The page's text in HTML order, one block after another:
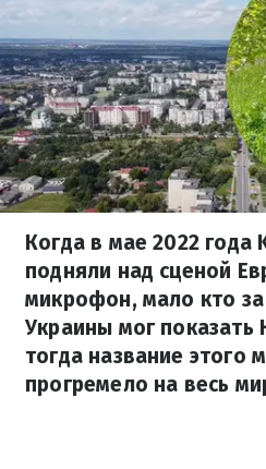
Когда в мае 2022 года
подняли над сценой
микрофон, мало кто
Украины мог показать
тогда название этого
прогремело на весь